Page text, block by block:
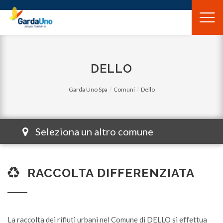
Gardauno
Spa
DELLO
Garda Uno Spa Comuni Dello
Seleziona un altro comune
RACCOLTA DIFFERENZIATA
La raccolta dei rifiuti urbani nel Comune di DELLO si effettua